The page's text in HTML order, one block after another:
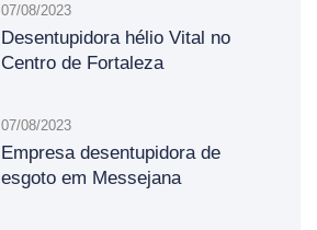
07/08/2023
Desentupidora hélio Vital no
Centro de Fortaleza
07/08/2023
Empresa desentupidora de
esgoto em Messejana